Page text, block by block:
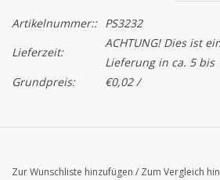
Artikelnummer:: PS3232
Lieferzeit:
ACHTUNG! Dies ist
Lieferung in ca. 5 bis
Grundpreis:
€0,02 /
Zur Wunschliste hinzufügen / Zum Vergleich